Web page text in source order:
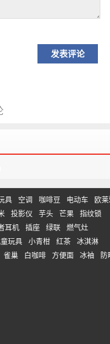
具 空调 咖啡豆 电动车
欧
投影仪 芋头 芒果
指纹锁
耳机 插座 绿联
燃气灶
玩具 小青柑 红茶
冰淇淋
雀巢 白咖啡 方便面 冰袖
防